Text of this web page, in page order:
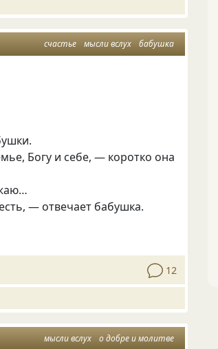
счастье мысли вслух бабушка
Богу и себе, — коротко она
— отвечает бабушка.
12
мысли вслух о добре и молитве